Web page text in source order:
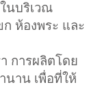
นบริเวณ
ห้องพระ และ
การผลิตโดย
นาน เพื่อที่ให้